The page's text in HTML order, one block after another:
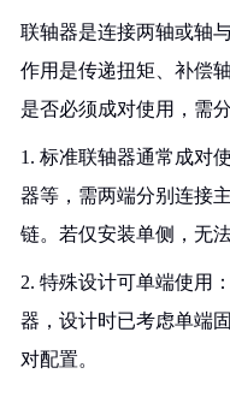
联轴器是连接两轴或轴
作用是传递扭矩、补偿
是否必须成对使用，需
1. 标准联轴器通常成对
器等，需两端分别连接
链。若仅安装单侧，无
2. 特殊设计可单端使用
器，设计时已考虑单端
对配置。